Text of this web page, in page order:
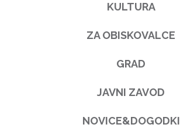
KULTURA
ZA OBISKOVALCE
GRAD
JAVNI ZAVOD
NOVICE&DOGODKI